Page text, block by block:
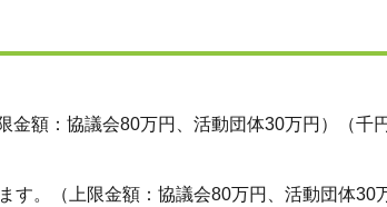
額：協議会80万円、活動団体30万円）（千
す。（上限金額：協議会80万円、活動団体30